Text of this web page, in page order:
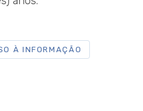
À INFORMAÇÃO